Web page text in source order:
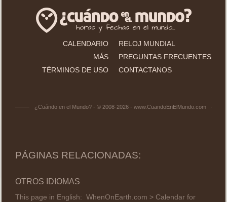
CALENDARIO
RELOJ MUNDIAL
MÁS
PREGUNTAS FRECUENTES
TÉRMINOS DE USO
CONTACTANOS
¿Cuándo en el Mundo? - © 2008-2026 - www.CuandoEnElMundo.com
PÁGINAS RELACIONADAS:
OTROS IDIOMAS
This page in English: WhenOnEarth.com > Calendar for